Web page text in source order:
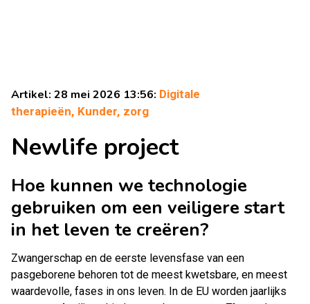
Artikel: 28 mei 2026 13:56: Digitale
therapieën, Kunder, zorg
Newlife project
Hoe kunnen we technologie
gebruiken om een veiligere start
in het leven te creëren?
Zwangerschap en de eerste levensfase van een
pasgeborene behoren tot de meest kwetsbare, en meest
waardevolle, fases in ons leven. In de EU worden jaarlijks